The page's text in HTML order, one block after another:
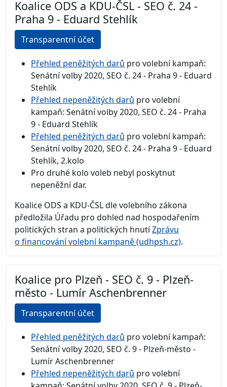
Koalice ODS a KDU-ČSL - SEO č. 24 -
Praha 9 - Eduard Stehlík
Transparentní účet
Přehled peněžitých darů pro volební kampaň:
Senátní volby 2020, SEO č. 24 - Praha 9 - Eduard
Stehlík
Přehled nepeněžitých darů pro volební
kampaň: Senátní volby 2020, SEO č. 24 - Praha
9 - Eduard Stehlík
Přehled peněžitých darů pro volební kampaň:
Senátní volby 2020, SEO č. 24 - Praha 9 - Eduard
Stehlík, 2.kolo
Pro druhé kolo voleb nebyl poskytnut
nepeněžní dar.
Koalice ODS a KDU-ČSL dle volebního zákona
předložila Úřadu pro dohled nad hospodařením
politických stran a politických hnutíZprávu
o financování volební kampaně (udhpsh.cz).
Koalice pro Plzeň - SEO č. 9 - Plzeň-
město - Lumír Aschenbrenner
Transparentní účet
Přehled peněžitých darů pro volební kampaň:
Senátní volby 2020, SEO č. 9 - Plzeň-město -
Lumír Aschenbrenner
Přehled nepeněžitých darů pro volební